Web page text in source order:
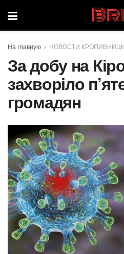
На главную НОВОСТИ
За добу на
захворіло
громадян